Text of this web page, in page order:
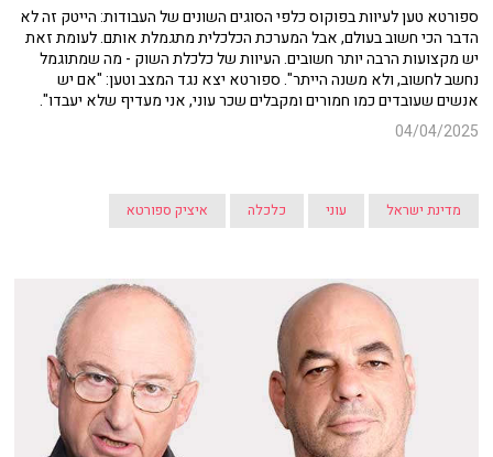
ספורטא טען לעיוות בפוקוס כלפי הסוגים השונים של העבודות: הייטק זה לא
הדבר הכי חשוב בעולם, אבל המערכת הכלכלית מתגמלת אותם. לעומת זאת
יש מקצועות הרבה יותר חשובים. העיוות של כלכלת השוק - מה שמתוגמל
נחשב לחשוב, ולא משנה הייתר". ספורטא יצא נגד המצב וטען: "אם יש
אנשים שעובדים כמו חמורים ומקבלים שכר עוני, אני מעדיף שלא יעבדו".
04/04/2025
מדינת ישראל עוני כלכלה איציק ספורטא